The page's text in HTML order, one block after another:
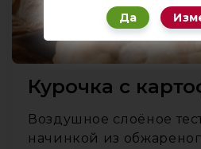
Курочка с
Воздушное слоёное
начинкой из
Да